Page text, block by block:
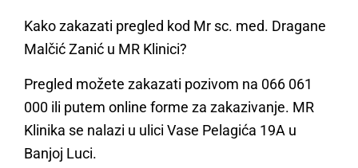
Kako zakazati pregled kod Mr sc. med. Dragane
Malčić Zanić u MR Klinici?
Pregled možete zakazati pozivom na 066 061
000 ili putem online forme za zakazivanje. MR
Klinika se nalazi u ulici Vase Pelagića 19A u
Banjoj Luci.